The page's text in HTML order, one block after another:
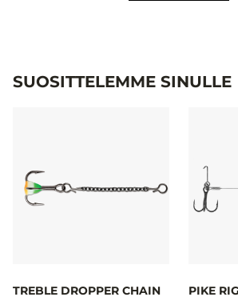
SUOSITTELEMME SINULLE
TREBLE DROPPER CHAIN
PIKE